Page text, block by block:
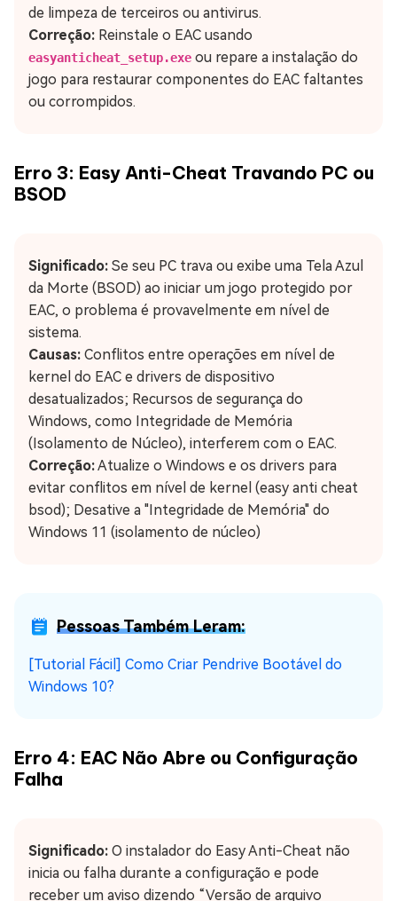
de limpeza de terceiros ou antivirus.
Correção: Reinstale o EAC usando
easyanticheat_setup.exe ou repare a instalação do
jogo para restaurar componentes do EAC faltantes
ou corrompidos.
Erro 3: Easy Anti-Cheat Travando PC ou
BSOD
Significado: Se seu PC trava ou exibe uma Tela Azul
da Morte (BSOD) ao iniciar um jogo protegido por
EAC, o problema é provavelmente em nível de
sistema.
Causas: Conflitos entre operações em nível de
kernel do EAC e drivers de dispositivo
desatualizados; Recursos de segurança do
Windows, como Integridade de Memória
(Isolamento de Núcleo), interferem com o EAC.
Correção:Atualize o Windows e os drivers para
evitar conflitos em nível de kernel (easy anti cheat
bsod); Desative a "Integridade de Memória" do
Windows 11 (isolamento de núcleo)
Pessoas Também Leram:
[Tutorial Fácil] Como Criar Pendrive Bootável do
Windows 10?
Erro 4: EAC Não Abre ou Configuração
Falha
Significado: O instalador do Easy Anti-Cheat não
inicia ou falha durante a configuração e pode
receber um aviso dizendo “Versão de arquivo